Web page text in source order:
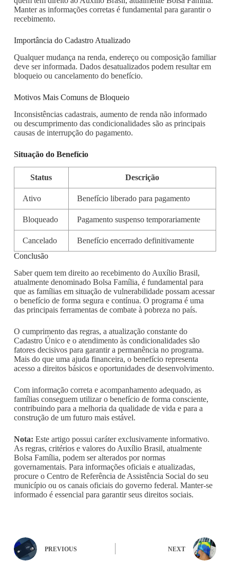
Manter as informações corretas é fundamental para garantir o
recebimento.
Importância do Cadastro Atualizado
Qualquer mudança na renda, endereço ou composição familiar
deve ser informada. Dados desatualizados podem resultar em
bloqueio ou cancelamento do benefício.
Motivos Mais Comuns de Bloqueio
Inconsistências cadastrais, aumento de renda não informado
ou descumprimento das condicionalidades são as principais
causas de interrupção do pagamento.
Situação do Benefício
Status Descrição
Ativo Benefício liberado para pagamento
Bloqueado Pagamento suspenso temporariamente
Cancelado
Benefício encerrado definitivamente
Conclusão
Saber quem tem direito ao recebimento do Auxílio Brasil,
atualmente denominado Bolsa Família, é fundamental para
que as famílias em situação de vulnerabilidade possam acessar
o benefício de forma segura e contínua. O programa é uma
das principais ferramentas de combate à pobreza no país.
O cumprimento das regras, a atualização constante do
Cadastro Único e o atendimento às condicionalidades são
fatores decisivos para garantir a permanência no programa.
Mais do que uma ajuda financeira, o benefício representa
acesso a direitos básicos e oportunidades de desenvolvimento.
Com informação correta e acompanhamento adequado, as
famílias conseguem utilizar o benefício de forma consciente,
contribuindo para a melhoria da qualidade de vida e para a
construção de um futuro mais estável.
Nota: Este artigo possui caráter exclusivamente informativo.
As regras, critérios e valores do Auxílio Brasil, atualmente
Bolsa Família, podem ser alterados por normas
governamentais. Para informações oficiais e atualizadas,
procure o Centro de Referência de Assistência Social do seu
município ou os canais oficiais do governo federal. Manter-se
informado é essencial para garantir seus direitos sociais.
PREVIOUS NEXT